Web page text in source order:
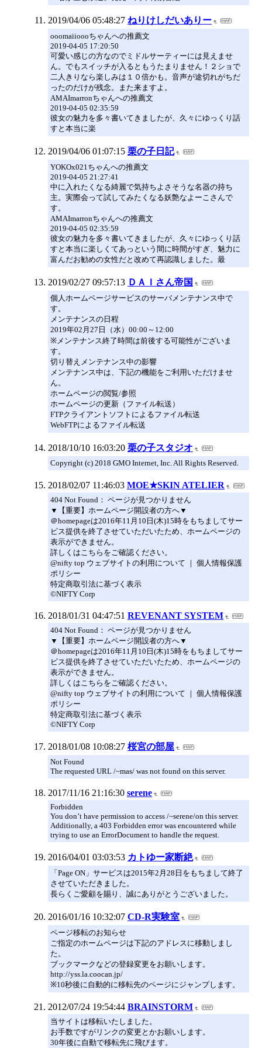
2019/04/06 05:48:27 ねりけしだいありー
ooomaiioooちゃんへの推薦文
2019-04-05 17:20:50
可愛い感じの方なのでミドルサーティーには見えませ
ん。でもスイッチが入るともうたまりません！２ショで
二人きりなら楽しみは１０倍かも。音声が途切れがちだ
ったのだけが残念。また来ますよ。
AMAImarronちゃんへの推薦文
2019-04-05 02:35:59
彼女の魅力を多々書いてきましたが、久々にゆっくり話
すと本当に楽
2019/04/06 01:07:15 栗の子日記
YOKOx021ちゃんへの推薦文
2019-04-05 21:27:41
中に入れたくなる綺麗で気持ちよさそうな名器の持ち
主。実際会って試してみたくなる妖艶なよーこさんで
す。
AMAImarronちゃんへの推薦文
2019-04-05 02:35:59
彼女の魅力を多々書いてきましたが、久々にゆっくり話
すと本当に楽しくてあっという間に時間がすぎ、魅力に
富んだお勧めの女性だと改めて再認識しました。最
2019/02/27 09:57:13 ＤＡＩさん帝国
個人ホームページサービスのサーバメンテナンス中で
す。
メンテナンスの日程
2019年02月27日（水）00:00～12:00
※メンテナンス終了時間は前後する可能性がございま
す。
切り替えメンテナンス中の影響
メンテナンス中は、下記の機能をご利用いただけませ
ん。
ホームページの閲覧/参照
ホームページの更新（ファイル転送）
FTPクライアントソフトによるファイル転送
WebFTPによるファイル転送
2018/10/10 16:03:20 栗の子スタジオ
Copyright (c) 2018 GMO Internet, Inc. All Rights Reserved.
2018/02/07 11:46:03 MOE★SKIN ATELIER
404 Not Found： ページが見つかりません
▼【重要】ホームページ開設者の方へ▼
＠homepageは2016年11月10日(木)15時をもちましてサー
ビス提供を終了させていただいたため、ホームページの
表示ができません。
詳しくはこちらをご確認ください。
@nifty top ウェブサイトの利用について ｜ 個人情報保護
ポリシー
特定商取引法に基づく表示
©NIFTY Corp
2018/01/31 04:47:51 REVENANT SYSTEM
404 Not Found： ページが見つかりません
▼【重要】ホームページ開設者の方へ▼
＠homepageは2016年11月10日(木)15時をもちましてサー
ビス提供を終了させていただいたため、ホームページの
表示ができません。
詳しくはこちらをご確認ください。
@nifty top ウェブサイトの利用について ｜ 個人情報保護
ポリシー
特定商取引法に基づく表示
©NIFTY Corp
2018/01/08 10:08:27 桜宮の部屋
Not Found
The requested URL /~mas/ was not found on this server.
2017/11/16 21:16:30 serene
Forbidden
You don’t have permission to access /~serene/on this server.
Additionally, a 403 Forbidden error was encountered while
trying to use an ErrorDocument to handle the request.
2016/04/01 03:03:53 カトゆー家断絶
「Page ON」サービスは2015年2月28日をもちまして終了
させていただきました。
長らくご愛顧を賜り、誠にありがとうございました。
2016/01/16 10:32:07 CD-R実験室
ページ移転のお知らせ
ご指定のホームページは下記のアドレスに移動しまし
た。
ブックマークなどの登録変更をお願いします。
http://yss.la.coocan.jp/
※10秒後に自動的に移転先のページにジャンプします。
2012/07/24 19:54:44 BRAINSTORM
当サイトは移転いたしました。
お手数ですがリンクの変更とかお願いします。
30年後に自動で移転先に飛びます。